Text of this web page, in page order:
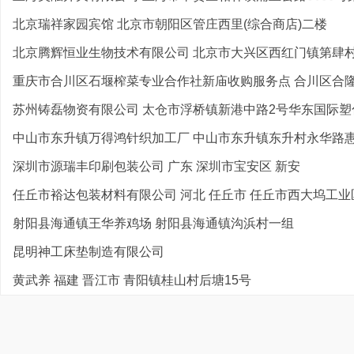
北京瑞祥家园宾馆 北京市朝阳区管庄西里(综合商店)二楼
北京腾辉恒业生物技术有限公司 北京市大兴区西红门镇第肆
重庆市合川区石堰榨菜专业合作社新庙收购服务点 合川区合
苏州铸磊物资有限公司 太仓市浮桥镇新港中路2号华东国际塑
中山市东升镇万得鸿针织加工厂 中山市东升镇东升村永华路
深圳市源瑞丰印刷包装公司 广东 深圳市宝安区 新安
任丘市裕达包装材料有限公司 河北 任丘市 任丘市西大坞工业
射阳县海通镇王华养鸡场 射阳县海通镇沟浜村一组
昆明神工床垫制造有限公司
黄武养 福建 晋江市 青阳镇桂山村后塘15号